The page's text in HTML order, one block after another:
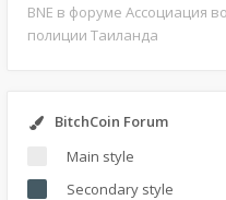
BNE в форуме Ассоциация
полиции Таиланда
BitchCoin Forum
Main style
Secondary style